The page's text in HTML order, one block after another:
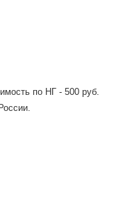
по НГ - 500 руб.